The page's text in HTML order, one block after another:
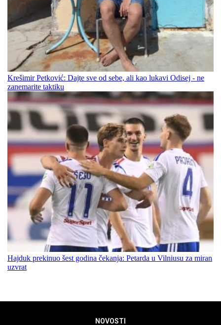
Krešimir Petković: Dajte sve od sebe, ali kao lukavi Odisej - ne
zanemarite taktiku
Hajduk prekinuo šest godina čekanja: Petarda u Vilniusu za miran
uzvrat
NOVOSTI